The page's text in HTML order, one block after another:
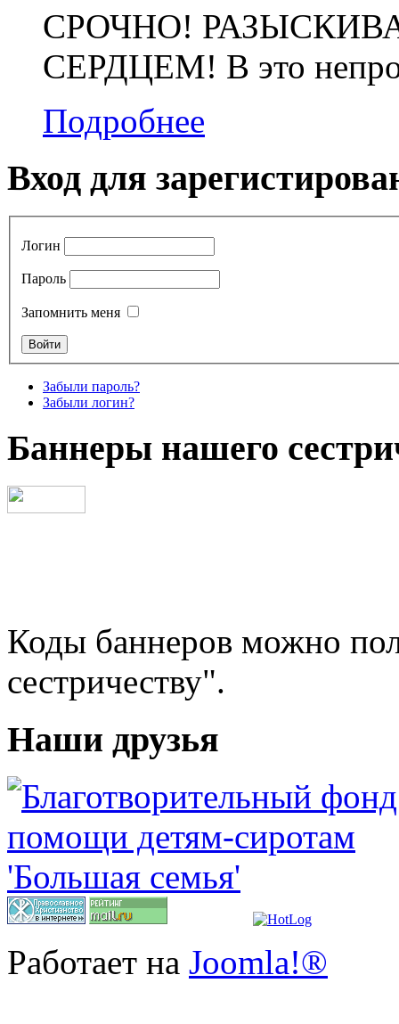
СРОЧНО!
СЕРДЦЕМ! В это
Подробнее
Вход для
Логин
Пароль
Запомнить меня
Забыли пароль?
Забыли логин?
Баннеры нашего
Коды баннеров можно
сестричеству".
Наши друзья
Работает на Joomla!®